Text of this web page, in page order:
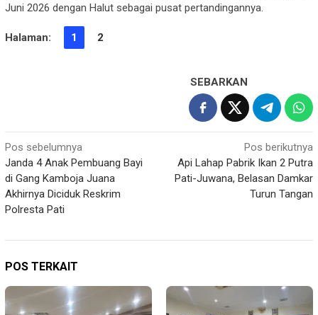
Juni 2026 dengan Halut sebagai pusat pertandingannya.
Halaman: 1 2
SEBARKAN
Navigasi
pos
Pos sebelumnya
Janda 4 Anak Pembuang Bayi
di Gang Kamboja Juana
Akhirnya Diciduk Reskrim
Polresta Pati
Pos berikutnya
Api Lahap Pabrik Ikan 2 Putra
Pati-Juwana, Belasan Damkar
Turun Tangan
POS TERKAIT